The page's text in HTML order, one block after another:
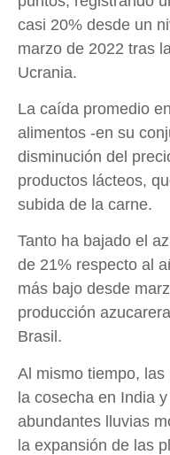
casi 20% desde un
marzo de 2022 tras
Ucrania.
La caída promedio
alimentos -en su
disminución del
productos lácteos,
subida de la carne.
Tanto ha bajado el
de 21% respecto al
más bajo desde
producción
Brasil.
Al mismo tiempo,
la cosecha en India
abundantes lluvias
la expansión de las